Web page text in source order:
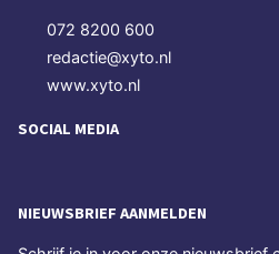
072 8200 600
redactie@xyto.nl
www.xyto.nl
SOCIAL MEDIA
NIEUWSBRIEF AANMELDEN